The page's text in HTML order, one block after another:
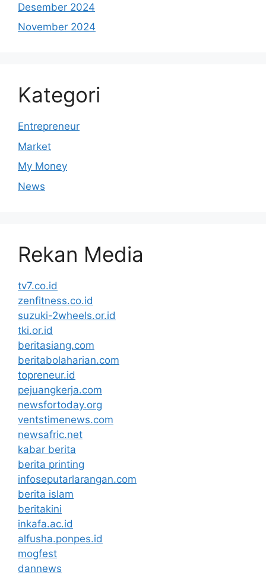
Desember 2024
November 2024
Kategori
Entrepreneur
Market
My Money
News
Rekan Media
tv7.co.id
zenfitness.co.id
suzuki-2wheels.or.id
tki.or.id
beritasiang.com
beritabolaharian.com
topreneur.id
pejuangkerja.com
newsfortoday.org
ventstimenews.com
newsafric.net
kabar berita
berita printing
infoseputarlarangan.com
berita islam
beritakini
inkafa.ac.id
alfusha.ponpes.id
mogfest
dannews